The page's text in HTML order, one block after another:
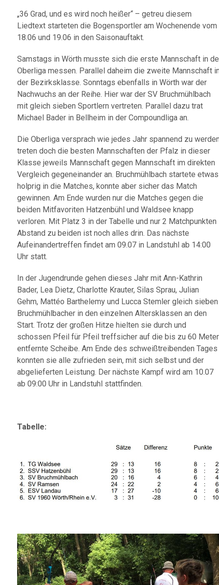
„36 Grad, und es wird noch heißer“ – getreu diesem
Liedtext starteten die Bogensportler am Wochenende vom
18.06 und 19.06 in den Saisonauftakt.
Samstags in Wörth musste sich die erste Mannschaft in
Oberliga messen. Parallel daheim die zweite Mannschaft
der Bezirksklasse. Sonntags ebenfalls in Wörth war der
Nachwuchs an der Reihe. Hier war der SV Bruchmühlbach
mit gleich sieben Sportlern vertreten. Parallel dazu trat
Michael Bader in Bellheim in der Compoundliga an.
Die Oberliga versprach wie jedes Jahr spannend zu
treten doch die besten Mannschaften der Pfalz in dieser
Klasse jeweils Mannschaft gegen Mannschaft im direkten
Vergleich gegeneinander an. Bruchmühlbach startete etwas
holprig in die Matches, konnte aber sicher das Match
gewinnen. Am Ende wurden nur die Matches gegen die
beiden Mitfavoriten Hatzenbühl und Waldsee knapp
verloren. Mit Platz 3 in der Tabelle und nur 2 Matchpunkten
Abstand zu beiden ist noch alles drin. Das nächste
Aufeinandertreffen findet am 09.07 in Landstuhl ab 14:00
Uhr statt.
In der Jugendrunde gehen dieses Jahr mit Ann-Kathrin
Bader, Lea Dietz, Charlotte Krauter, Silas Sprau, Julian
Gehm, Mattéo Barthelemy und Lucca Stemler gleich sieben
Bruchmühlbacher in den einzelnen Altersklassen an den
Start. Trotz der großen Hitze hielten sie durch und
schossen Pfeil für Pfeil treffsicher auf die bis zu 60 Meter
entfernte Scheibe. Am Ende des schweißtreibenden Tages
konnten sie alle zufrieden sein, mit sich selbst und der
abgelieferten Leistung. Der nächste Kampf wird am 10.07
ab 09:00 Uhr in Landstuhl stattfinden.
Tabelle: